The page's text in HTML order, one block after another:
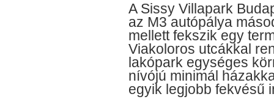
A Sissy Villapark
az M3 autópálya
mellett fekszik egy
Viakoloros utcákkal
lakópark egységes
nívójú minimál
egyik legjobb fekvésű